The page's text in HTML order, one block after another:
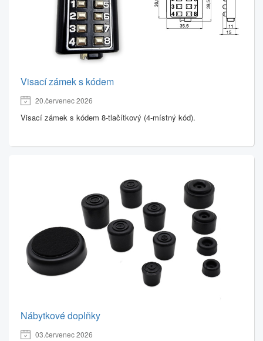
Visací zámek s kódem
20.červenec 2026
Visací zámek s kódem 8-tlačítkový (4-místný kód).
Nábytkové doplňky
03.červenec 2026